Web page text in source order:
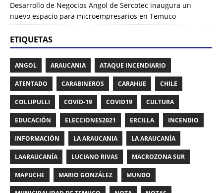
Desarrollo de Negocios Angol de Sercotec inaugura un
nuevo espacio para microempresarios en Temuco
ETIQUETAS
ANGOL ARAUCANIA ATAQUE INCENDIARIO
ATENTADO CARABINEROS CARAHUE CHILE
COLLIPULLI COVID-19 COVID19 CULTURA
EDUCACIÓN ELECCIONES2021 ERCILLA INCENDIO
INFORMACIÓN LA ARAUCANIA LA ARAUCANÍA
LAARAUCANÍA LUCIANO RIVAS MACROZONA SUR
MAPUCHE MARIO GONZÁLEZ MUNDO